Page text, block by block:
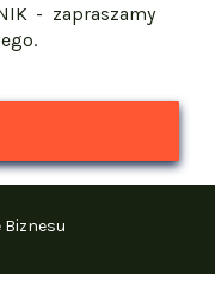
- zapraszamy